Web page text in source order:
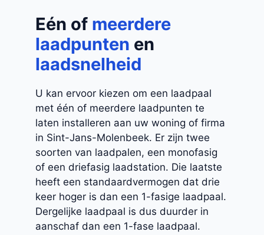
Eén of meerdere
laadpunten en
laadsnelheid
U kan ervoor kiezen om een laadpaal
met één of meerdere laadpunten te
laten installeren aan uw woning of firma
in Sint-Jans-Molenbeek. Er zijn twee
soorten van laadpalen, een monofasig
of een driefasig laadstation. Die laatste
heeft een standaardvermogen dat drie
keer hoger is dan een 1-fasige laadpaal.
Dergelijke laadpaal is dus duurder in
aanschaf dan een 1-fase laadpaal.